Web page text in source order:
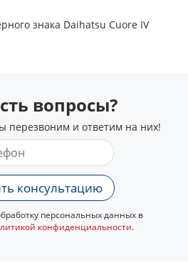
знака Daihatsu Cuore IV
вопросы?
перезвоним и ответим на них!
консультацию
персональных данных в
конфиденциальности.